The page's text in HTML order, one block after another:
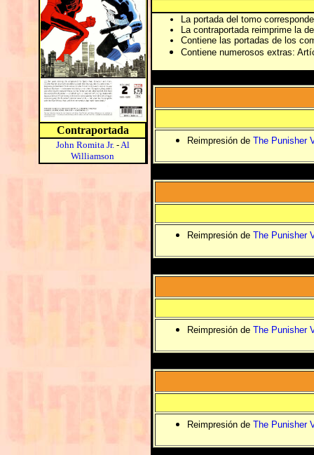
Contraportada
John Romita Jr.-Al
Williamson
La portada del tomo
La contraportada reimprime la
Contiene las portadas de los
Contiene numerosos extras:
Reimpresión de The Punisher
Reimpresión de The Punisher
Reimpresión de The Punisher
Reimpresión de The Punisher